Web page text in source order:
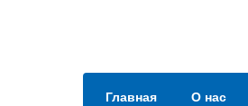
Главная О нас